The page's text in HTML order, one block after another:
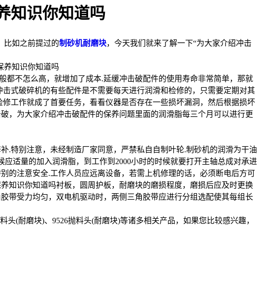
知识你知道吗
比如之前提过的制砂机耐磨块，今天我们就来了解一下“为大家介绍冲击
不怎么高，就增加了成本.延缓冲击破配件的使用寿命非常简单，那就
式破碎机的有些配件是不需要每天进行润滑和检修的，只需要定期对其
工作就成了首要任务，看看仪器是否存在一些损坏漏洞，然后根据损坏
，为大家介绍冲击破配件的保养问题里面的润滑脂每三个月可以进行更
.特别注意，未经制造厂家同意，严禁私自自制叶轮.制砂机的润滑为干油
适量的加入润滑脂，到工作到2000小时的时候就要打开主轴总成对承进
的注意安全.工作人员应远离设备，若需上机修理的话，必须断电后方可
知识你知道吗衬板，圆周护板，耐磨块的磨损程度，磨损后应及时更换
带受力均匀，双电机驱动时，两侧三角胶带应进行分组选配使其每组长
(耐磨块)、9526抛料头(耐磨块)等诸多相关产品，如果您比较感兴趣，